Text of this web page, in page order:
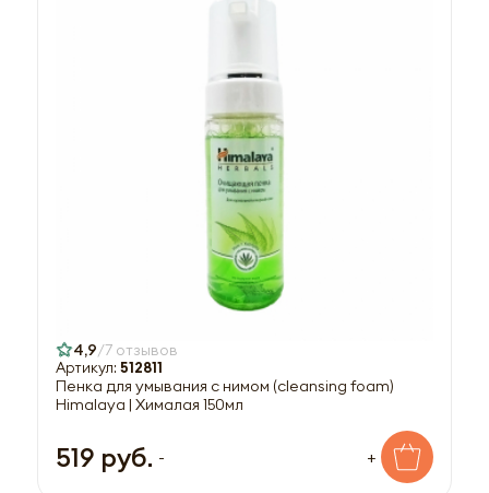
4,9 7 отзывов
Артикул: 512811
Пенка для умывания с нимом (cleansing foam)
Himalaya | Хималая 150мл
519 руб. - +